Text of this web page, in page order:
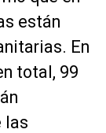
están
En
total, 99
las